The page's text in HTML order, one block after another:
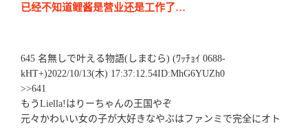
已经不知道鲤酱是营业还是工作了…
645 名無しで叶える物語(しまむら) (ﾜｯﾁｮｲ 0688-
kHT+)2022/10/13(木) 17:37:12.54ID:MhG6YUZh0
>>641
もうLiella!はりーちゃんの王国やぞ
元々かわいい女の子が大好きなやぶはファンミで完全にオト